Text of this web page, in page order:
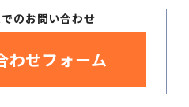
のお問い合わせ
わせフォーム